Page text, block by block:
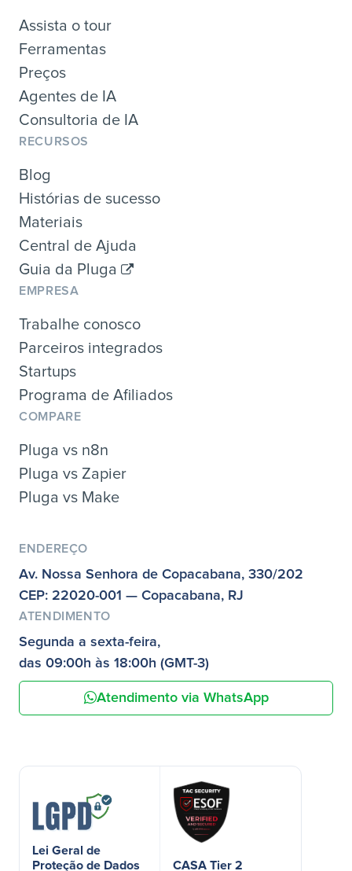
Assista o tour
Ferramentas
Preços
Agentes de IA
Consultoria de IA
RECURSOS
Blog
Histórias de sucesso
Materiais
Central de Ajuda
Guia da Pluga
EMPRESA
Trabalhe conosco
Parceiros integrados
Startups
Programa de Afiliados
COMPARE
Pluga vs n8n
Pluga vs Zapier
Pluga vs Make
ENDEREÇO
Av. Nossa Senhora de Copacabana, 330/202
CEP: 22020-001 — Copacabana, RJ
ATENDIMENTO
Segunda a sexta-feira,
das 09:00h às 18:00h (GMT-3)
Atendimento via WhatsApp
Lei Geral de
Proteção de Dados
CASA Tier 2